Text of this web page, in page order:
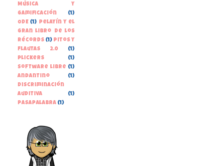
Música y
gamificación
(1)
ODE (1)
Pelayín y el
gran libro de los
récords (1) Pitos y
Flautas 2.0
(1)
Plickers
(1)
Software libre (1)
andantino
(1)
discriminación
auditiva
(1)
pasapalabra (1)